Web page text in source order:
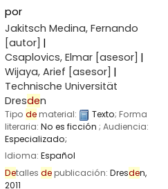
por
Jakitsch Medina, Fernando
[autor]
Csaplovics, Elmar[asesor]
Wijaya, Arief [asesor]
Technische Universität
Dresden
Tipo dematerial: Texto; Forma
literaria: No es ficción ; Audiencia:
Especializado;
Idioma: Español
Detalles depublicación: Dresden,
2011